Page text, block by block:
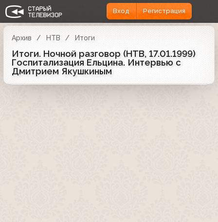
Вход Регистрация
Архив НТВ Итоги
Итоги. Ночной разговор (НТВ, 17.01.1999)
Госпитализация Ельцина. Интервью с
Дмитрием Якушкиным